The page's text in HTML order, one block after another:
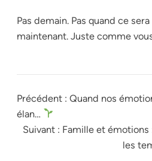
Pas demain. Pas quand ce
maintenant. Juste comme
Précédent : Quand nos
élan…
Suivant : Famille et
les